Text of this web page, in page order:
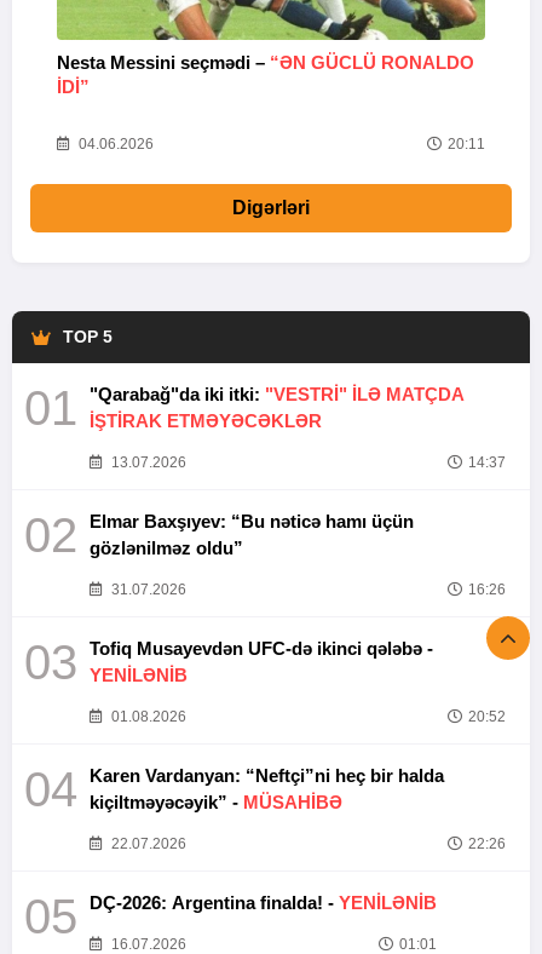
Nesta Messini seçmədi – “ƏN GÜCLÜ RONALDO
IDI”
04.06.2026 20:11
Digərləri
TOP 5
01 "Qarabağ"da iki itki: "VESTRİ" İLƏ MATÇDA
İŞTİRAK ETMƏYƏCƏKLƏR
13.07.2026 14:37
02
Elmar Baxşıyev: “Bu nəticə hamı üçün
gözlənilməz oldu”
31.07.2026 16:26
03
Tofiq Musayevdən UFC-də ikinci qələbə -
YENİLƏNİB
01.08.2026 20:52
04
Karen Vardanyan: “Neftçi”ni heç bir halda
kiçiltməyəcəyik” - MÜSAHİBƏ
22.07.2026 22:26
05 DÇ-2026: Argentina finalda! - YENİLƏNİB
16.07.2026 01:01